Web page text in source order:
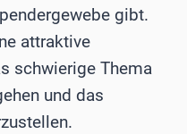
gibt.
attraktive
schwierige Thema
und das